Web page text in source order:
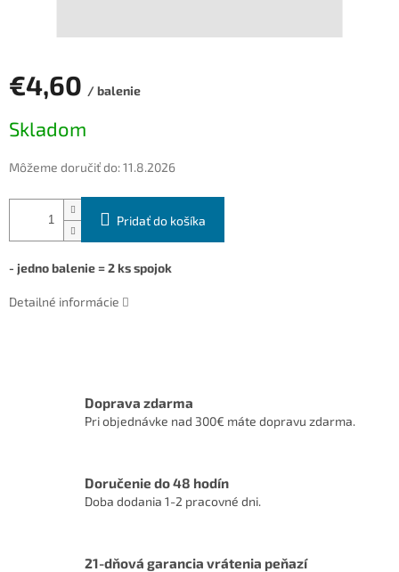
€4,60 / balenie
cena:
Skladom
Môžeme doručiť do:11.8.2026
Pridať do košíka
- jedno balenie = 2 ks spojok
Detailné informácie
Doprava zdarma
Pri objednávke nad 300€ máte dopravu zdarma.
Doručenie do 48 hodín
Doba dodania 1-2 pracovné dni.
21-dňová garancia vrátenia peňazí